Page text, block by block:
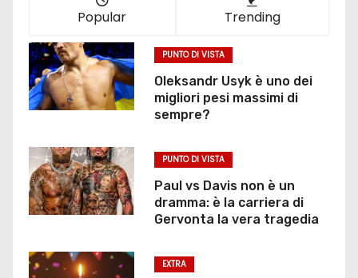
Popular Trending
PUNTO DI VISTA
Oleksandr Usyk è uno dei
migliori pesi massimi di
sempre?
PUNTO DI VISTA
Paul vs Davis non è un
dramma: è la carriera di
Gervonta la vera tragedia
EXTRA